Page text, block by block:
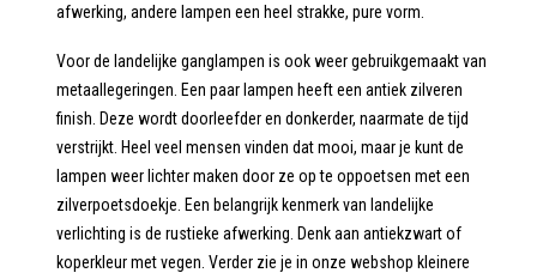
afwerking, andere lampen een heel strakke, pure vorm.
Voor de landelijke ganglampen is ook weer gebruikgemaakt van
metaallegeringen. Een paar lampen heeft een antiek zilveren
finish. Deze wordt doorleefder en donkerder, naarmate de tijd
verstrijkt. Heel veel mensen vinden dat mooi, maar je kunt de
lampen weer lichter maken door ze op te oppoetsen met een
zilverpoetsdoekje. Een belangrijk kenmerk van landelijke
verlichting is de rustieke afwerking. Denk aan antiekzwart of
koperkleur met vegen. Verder zie je in onze webshop kleinere